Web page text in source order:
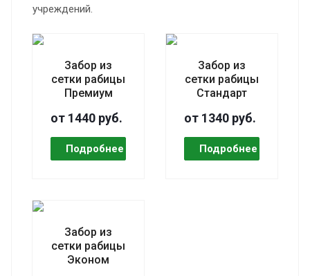
учреждений.
Забор из
сетки рабицы
Премиум
от 1440 руб.
Забор из
сетки рабицы
Стандарт
от 1340 руб.
Забор из
сетки рабицы
Эконом